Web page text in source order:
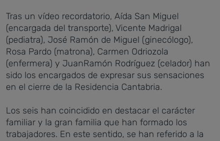
Tras un vídeo recordatorio, Aída San Miguel
(encargada del transporte), Vicente Madrigal
(pediatra), José Ramón de Miguel (ginecólogo),
Rosa Pardo (matrona), Carmen Odriozola
(enfermera) y JuanRamón Rodríguez (celador) han
sido los encargados de expresar sus sensaciones
en el cierre de la Residencia Cantabria.
Los seis han coincidido en destacar el carácter
familiar y la gran familia que han formado los
trabajadores. En este sentido, se han referido a la